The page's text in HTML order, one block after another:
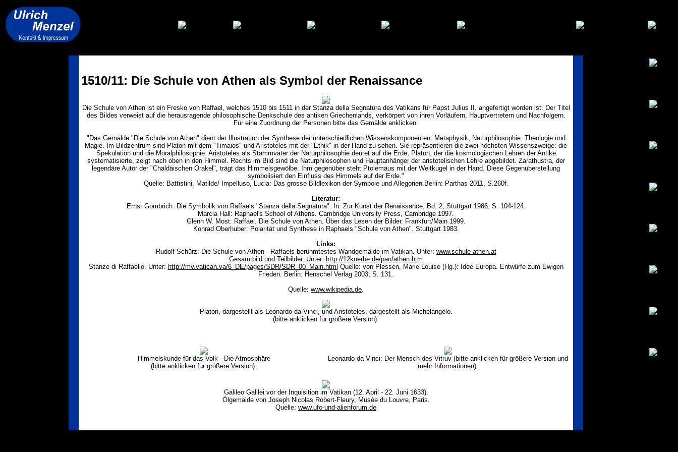
1510/11: Die Schule von Athen als Symbol der Renaissance
Die Schule von Athen ist ein Fresko von Raffael, welches 1510 bis 1511 in der Stanza della Segnatura des Vatikans für Papst Julius II. angefertigt worden ist. Der Titel
des Bildes verweist auf die herausragende philosophische Denkschule des antiken Griechenlands, verkörpert von ihren Vorläufern, Hauptvertretern und Nachfolgern.
Für eine Zuordnung der Personen bitte das Gemälde anklicken.
"Das Gemälde "Die Schule von Athen" dient der Illustration der Synthese der unterschiedlichen Wissenskomponenten: Metaphysik, Naturphilosophie, Theologie und
Magie. Im Bildzentrum sind Platon mit dem "Timaios" und Aristoteles mit der "Ethik" in der Hand zu sehen. Sie repräsentieren die zwei höchsten Wissenszweige: die
Spekulation und die Moralphilosophie. Aristoteles als Stammvater der Naturphilosophie deutet auf die Erde, Platon, der die kosmologischen Lehren der Antike
systematisierte, zeigt nach oben in den Himmel. Rechts im Bild sind die Naturphilosophen und Hauptanhänger der aristotelischen Lehre abgebildet. Zarathustra, der
legendäre Autor der "Chaldäischen Orakel", trägt das Himmelsgewölbe. Ihm gegenüber steht Ptolemäus mit der Weltkugel in der Hand. Diese Gegenüberstellung
symbolisiert den Einfluss des Himmels auf der Erde."
Quelle: Battistini, Matilde/ Impelluso, Lucia: Das grosse Bildlexikon der Symbole und Allegorien.Berlin: Parthas 2011, S.260f.
Literatur:
Ernst Gombrich: Die Symbolik von Raffaels "Stanza della Segnatura". In: Zur Kunst der Renaissance, Bd. 2, Stuttgart 1986, S. 104-124.
Marcia Hall: Raphael's School of Athens. Cambridge University Press, Cambridge 1997.
Glenn W. Most: Raffael. Die Schule von Athen. Über das Lesen der Bilder. Frankfurt/Main 1999.
Konrad Oberhuber: Polarität und Synthese in Raphaels "Schule von Athen". Stuttgart 1983.
Links:
Rudolf Schürz: Die Schule von Athen - Raffaels berühmtestes Wandgemälde im Vatikan. Unter: www.schule-athen.at
Gesamtbild und Teilbilder. Unter: http://12koerbe.de/pan/athen.htm
Stanze di Raffaello. Unter: http://mv.vatican.va/6_DE/pages/SDR/SDR_00_Main.html Quelle: von Plessen, Marie-Louise (Hg.): Idee Europa. Entwürfe zum Ewigen
Frieden. Berlin: Henschel Verlag 2003, S. 131.
Quelle: www.wikipedia.de.
Platon, dargestellt als Leonardo da Vinci, und Aristoteles, dargestellt als Michelangelo.
(bitte anklicken für größere Version).
Himmelskunde für das Volk - Die Atmosphäre
(bitte anklicken für größere Version).
Leonardo da Vinci: Der Mensch des Vitruv (bitte anklicken für größere Version und
mehr Informationen).
Galileo Galilei vor der Inquisition im Vatikan (12. April - 22. Juni 1633).
Ölgemälde von Joseph Nicolas Robert-Fleury, Musée du Louvre, Paris.
Quelle: www.ufo-und-alienforum.de